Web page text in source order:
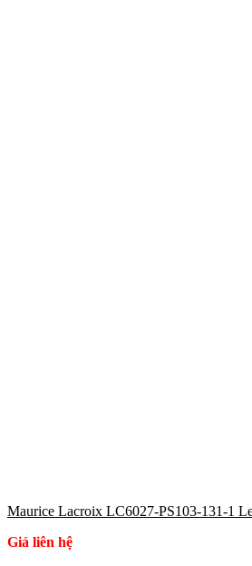
Maurice Lacroix LC6027-PS103-131-1
Giá liên hệ